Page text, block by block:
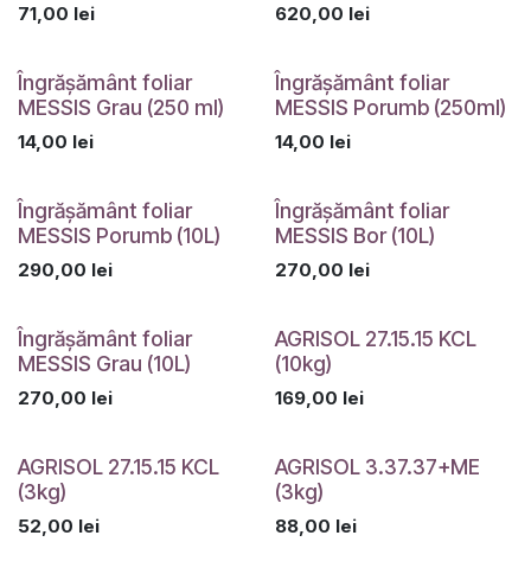
71,00 lei 620,00 lei
Îngrășământ foliar
MESSIS Grau (250 ml)
14,00 lei
Îngrășământ foliar
MESSIS Porumb (250ml)
14,00 lei
Îngrășământ foliar
MESSIS Porumb (10L)
290,00 lei
Îngrășământ foliar
MESSIS Bor (10L)
270,00 lei
Îngrășământ foliar
MESSIS Grau (10L)
270,00 lei
AGRISOL 27.15.15 KCL
(10kg)
169,00 lei
Indisponibil
AGRISOL 27.15.15 KCL
(3kg)
52,00 lei
AGRISOL 3.37.37+ME
(3kg)
88,00 lei